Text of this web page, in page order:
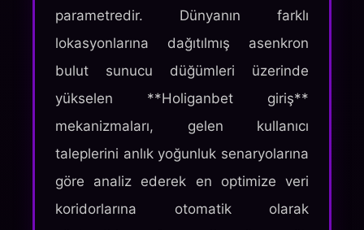
parametredir. Dünyanın farklı
lokasyonlarına dağıtılmış asenkron
bulut sunucu düğümleri üzerinde
yükselen **Holiganbet giriş**
mekanizmaları, gelen kullanıcı
taleplerini anlık yoğunluk senaryolarına
göre analiz ederek en optimize veri
koridorlarına otomatik olarak